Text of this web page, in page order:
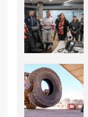
5
6